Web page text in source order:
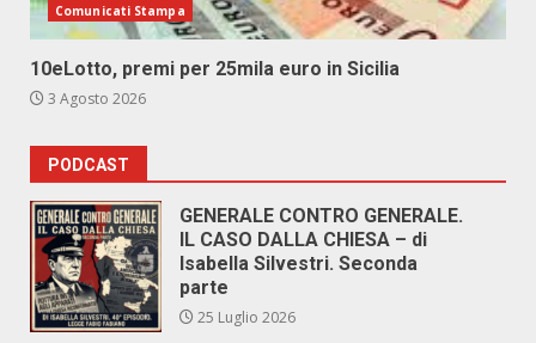
Comunicati Stampa
10eLotto, premi per 25mila euro in Sicilia
3 Agosto 2026
PODCAST
GENERALE CONTRO GENERALE.
IL CASO DALLA CHIESA – di
Isabella Silvestri. Seconda
parte
25 Luglio 2026